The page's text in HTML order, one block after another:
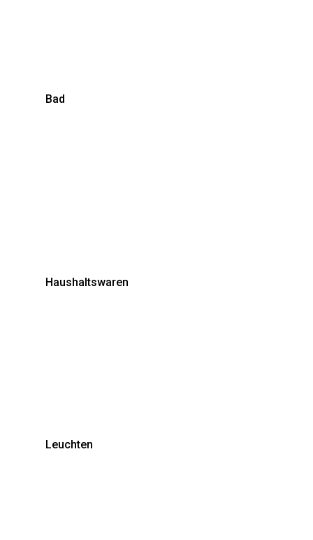
Bad
Haushaltswaren
Leuchten